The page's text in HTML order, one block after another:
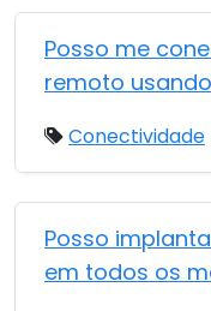
Posso me
remoto
Conectividade
Posso
em todos os